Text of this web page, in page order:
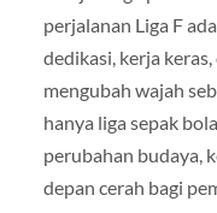
perjalanan Liga F
dedikasi, kerja
mengubah wajah
hanya liga sepak
perubahan budaya,
depan cerah bagi